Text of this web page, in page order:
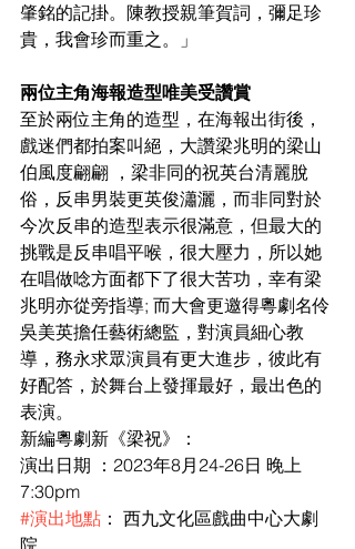
肇銘的記掛。陳教授親筆賀詞，彌足珍
貴，我會珍而重之。」
兩位主角海報造型唯美受讚賞
至於兩位主角的造型，在海報出街後，
戲迷們都拍案叫絕，大讚梁兆明的梁山
伯風度翩翩 ，梁非同的祝英台清麗脫
俗，反串男裝更英俊瀟灑，而非同對於
今次反串的造型表示很滿意，但最大的
挑戰是反串唱平喉，很大壓力，所以她
在唱做唸方面都下了很大苦功，幸有梁
兆明亦從旁指導; 而大會更邀得粵劇名伶
吳美英擔任藝術總監，對演員細心教
導，務永求眾演員有更大進步，彼此有
好配答，於舞台上發揮最好，最出色的
表演。
新編粵劇新《梁祝》：
演出日期 ：2023年8月24-26日 晚上
7:30pm
#演出地點 ： 西九文化區戲曲中心大劇